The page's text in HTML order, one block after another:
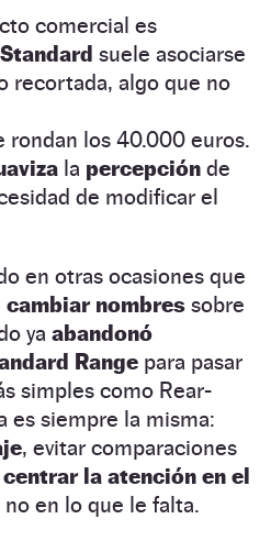
comercial es
Standard suele asociarse
recortada, algo que no
rondan los 40.000 euros.
la percepción de
de modificar el
en otras ocasiones que
cambiar nombres sobre
ya abandonó
Range para pasar
simples como Rear-
es siempre la misma:
, evitar comparaciones
la atención en el
en lo que le falta.